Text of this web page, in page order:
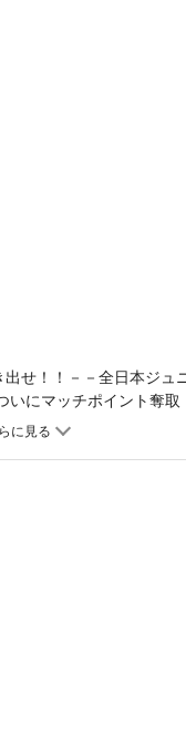
せ！！－－全日本ジュ
にマッチポイント奪取
たせてくれるはずがな